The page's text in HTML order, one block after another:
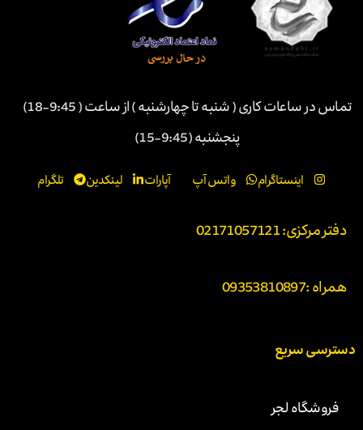
تماس در ساعات کاری ( شنبه تا چهارشنبه ) از ساعت ( 9:45-18)
پنجشنبه (9:45-15)
اینستاگرام واتس آپ آپارات لینکدین تلگرام
دفتر مرکزی: 02171057121
همراه :09353810897
دسترسی سریع
فروشگاه لجر